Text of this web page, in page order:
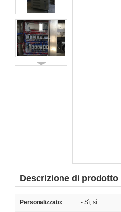
Descrizione di prodotto
Personalizzato: - Sì, sì.